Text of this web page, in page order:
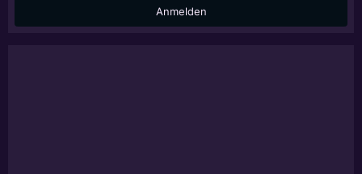
Anmelden